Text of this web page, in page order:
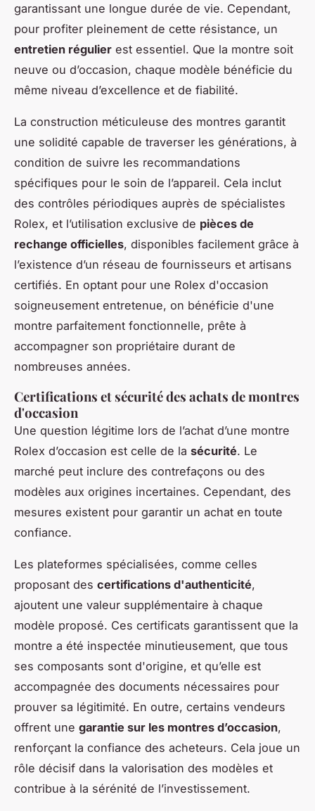
garantissant une longue durée de vie. Cependant,
pour profiter pleinement de cette résistance, un
entretien régulier est essentiel. Que la montre soit
neuve ou d’occasion, chaque modèle bénéficie du
même niveau d’excellence et de fiabilité.
La construction méticuleuse des montres garantit
une solidité capable de traverser les générations, à
condition de suivre les recommandations
spécifiques pour le soin de l’appareil. Cela inclut
des contrôles périodiques auprès de spécialistes
Rolex, et l’utilisation exclusive de pièces de
rechange officielles, disponibles facilement grâce à
l’existence d’un réseau de fournisseurs et artisans
certifiés. En optant pour une Rolex d'occasion
soigneusement entretenue, on bénéficie d'une
montre parfaitement fonctionnelle, prête à
accompagner son propriétaire durant de
nombreuses années.
Certifications et sécurité des achats de montres
d'occasion
Une question légitime lors de l’achat d’une montre
Rolex d’occasion est celle de la sécurité. Le
marché peut inclure des contrefaçons ou des
modèles aux origines incertaines. Cependant, des
mesures existent pour garantir un achat en toute
confiance.
Les plateformes spécialisées, comme celles
proposant des certifications d'authenticité,
ajoutent une valeur supplémentaire à chaque
modèle proposé. Ces certificats garantissent que la
montre a été inspectée minutieusement, que tous
ses composants sont d'origine, et qu’elle est
accompagnée des documents nécessaires pour
prouver sa légitimité. En outre, certains vendeurs
offrent une garantie sur les montres d’occasion,
renforçant la confiance des acheteurs. Cela joue un
rôle décisif dans la valorisation des modèles et
contribue à la sérénité de l’investissement.